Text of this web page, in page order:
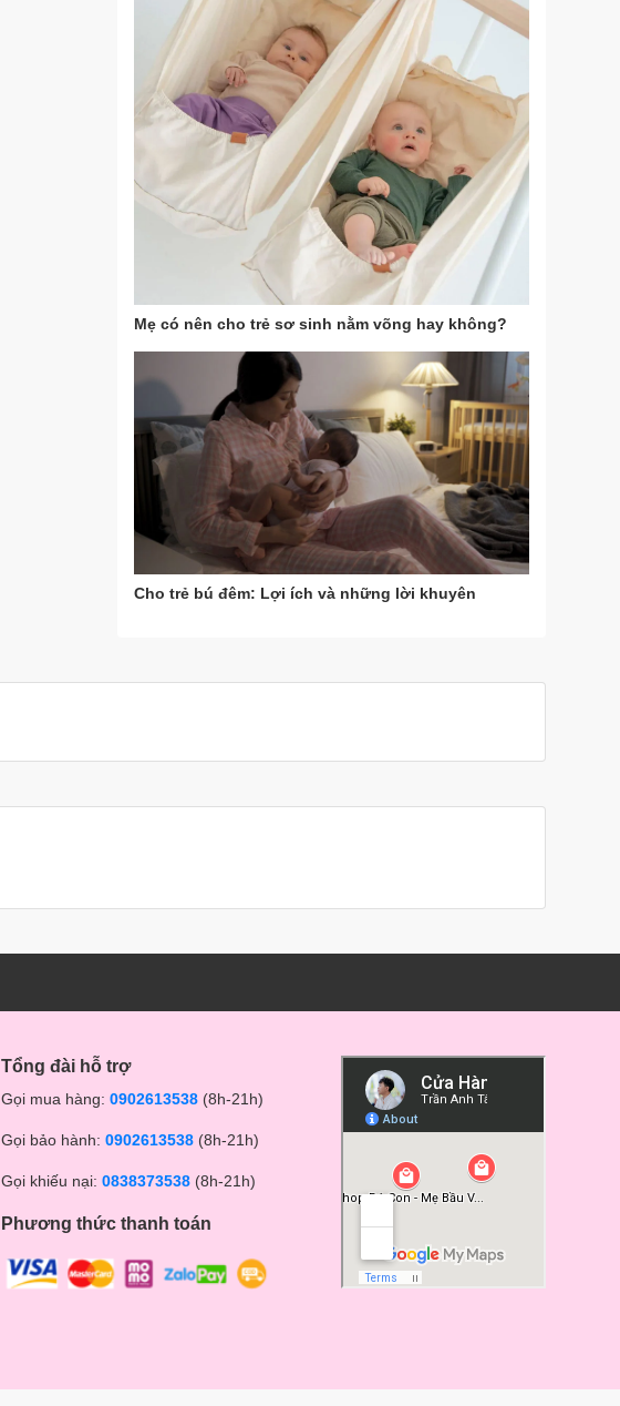
Mẹ có nên cho trẻ sơ sinh nằm võng hay không?
Cho trẻ bú đêm: Lợi ích và những lời khuyên
Tổng đài hỗ trợ
Gọi mua hàng: 0902613538 (8h-21h)
Gọi bảo hành: 0902613538 (8h-21h)
Gọi khiếu nại: 0838373538 (8h-21h)
Phương thức thanh toán